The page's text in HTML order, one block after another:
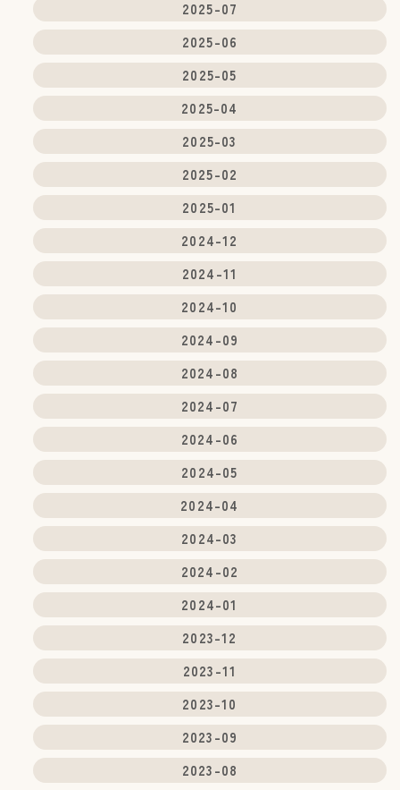
2025-07
2025-06
2025-05
2025-04
2025-03
2025-02
2025-01
2024-12
2024-11
2024-10
2024-09
2024-08
2024-07
2024-06
2024-05
2024-04
2024-03
2024-02
2024-01
2023-12
2023-11
2023-10
2023-09
2023-08